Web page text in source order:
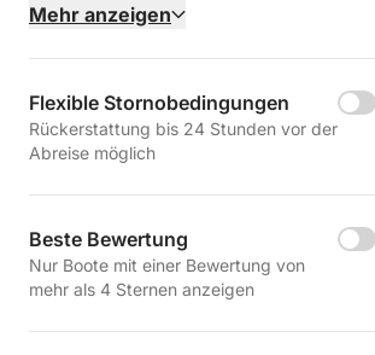
Mehr anzeigen
Flexible Stornobedingungen
Rückerstattung bis 24 Stunden vor der
Abreise möglich
Beste Bewertung
Nur Boote mit einer Bewertung von
mehr als 4 Sternen anzeigen